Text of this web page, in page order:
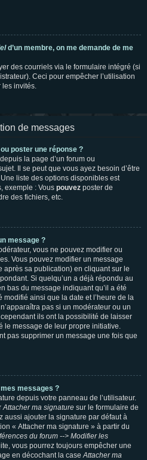
d’un membre, on me demande de me
des courriels via le formulaire intégré (si
Ceci pour empêcher l’utilisation
les invités.
de messages
poster une réponse ?
la page d’un forum ou
Il se peut que vous ayez besoin d’être
liste des options disponibles est
exemple : Vous pouvez poster de
des fichiers, etc.
message ?
vous ne pouvez modifier ou
Vous pouvez modifier un message
sa publication) en cliquant sur le
Si quelqu’un a déjà répondu au
bas du message indiquant qu’il a été
modifié ainsi que la date et l’heure de la
pas si un modérateur ou un
ils ont la possibilité de laisser
le message de leur propre initiative.
pas supprimer un message une fois que
messages ?
depuis votre panneau de l’utilisateur.
Attacher ma signature sur le formulaire de
aussi ajouter la signature par défaut à
« Attacher ma signature » à partir du
du forum --> Modifier les
vous pourrez toujours empêcher une
en décochant la caseAttacher ma